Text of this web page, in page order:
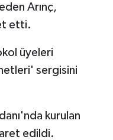
Arınç,
etti.
üyeleri
sergisini
kurulan
edildi.